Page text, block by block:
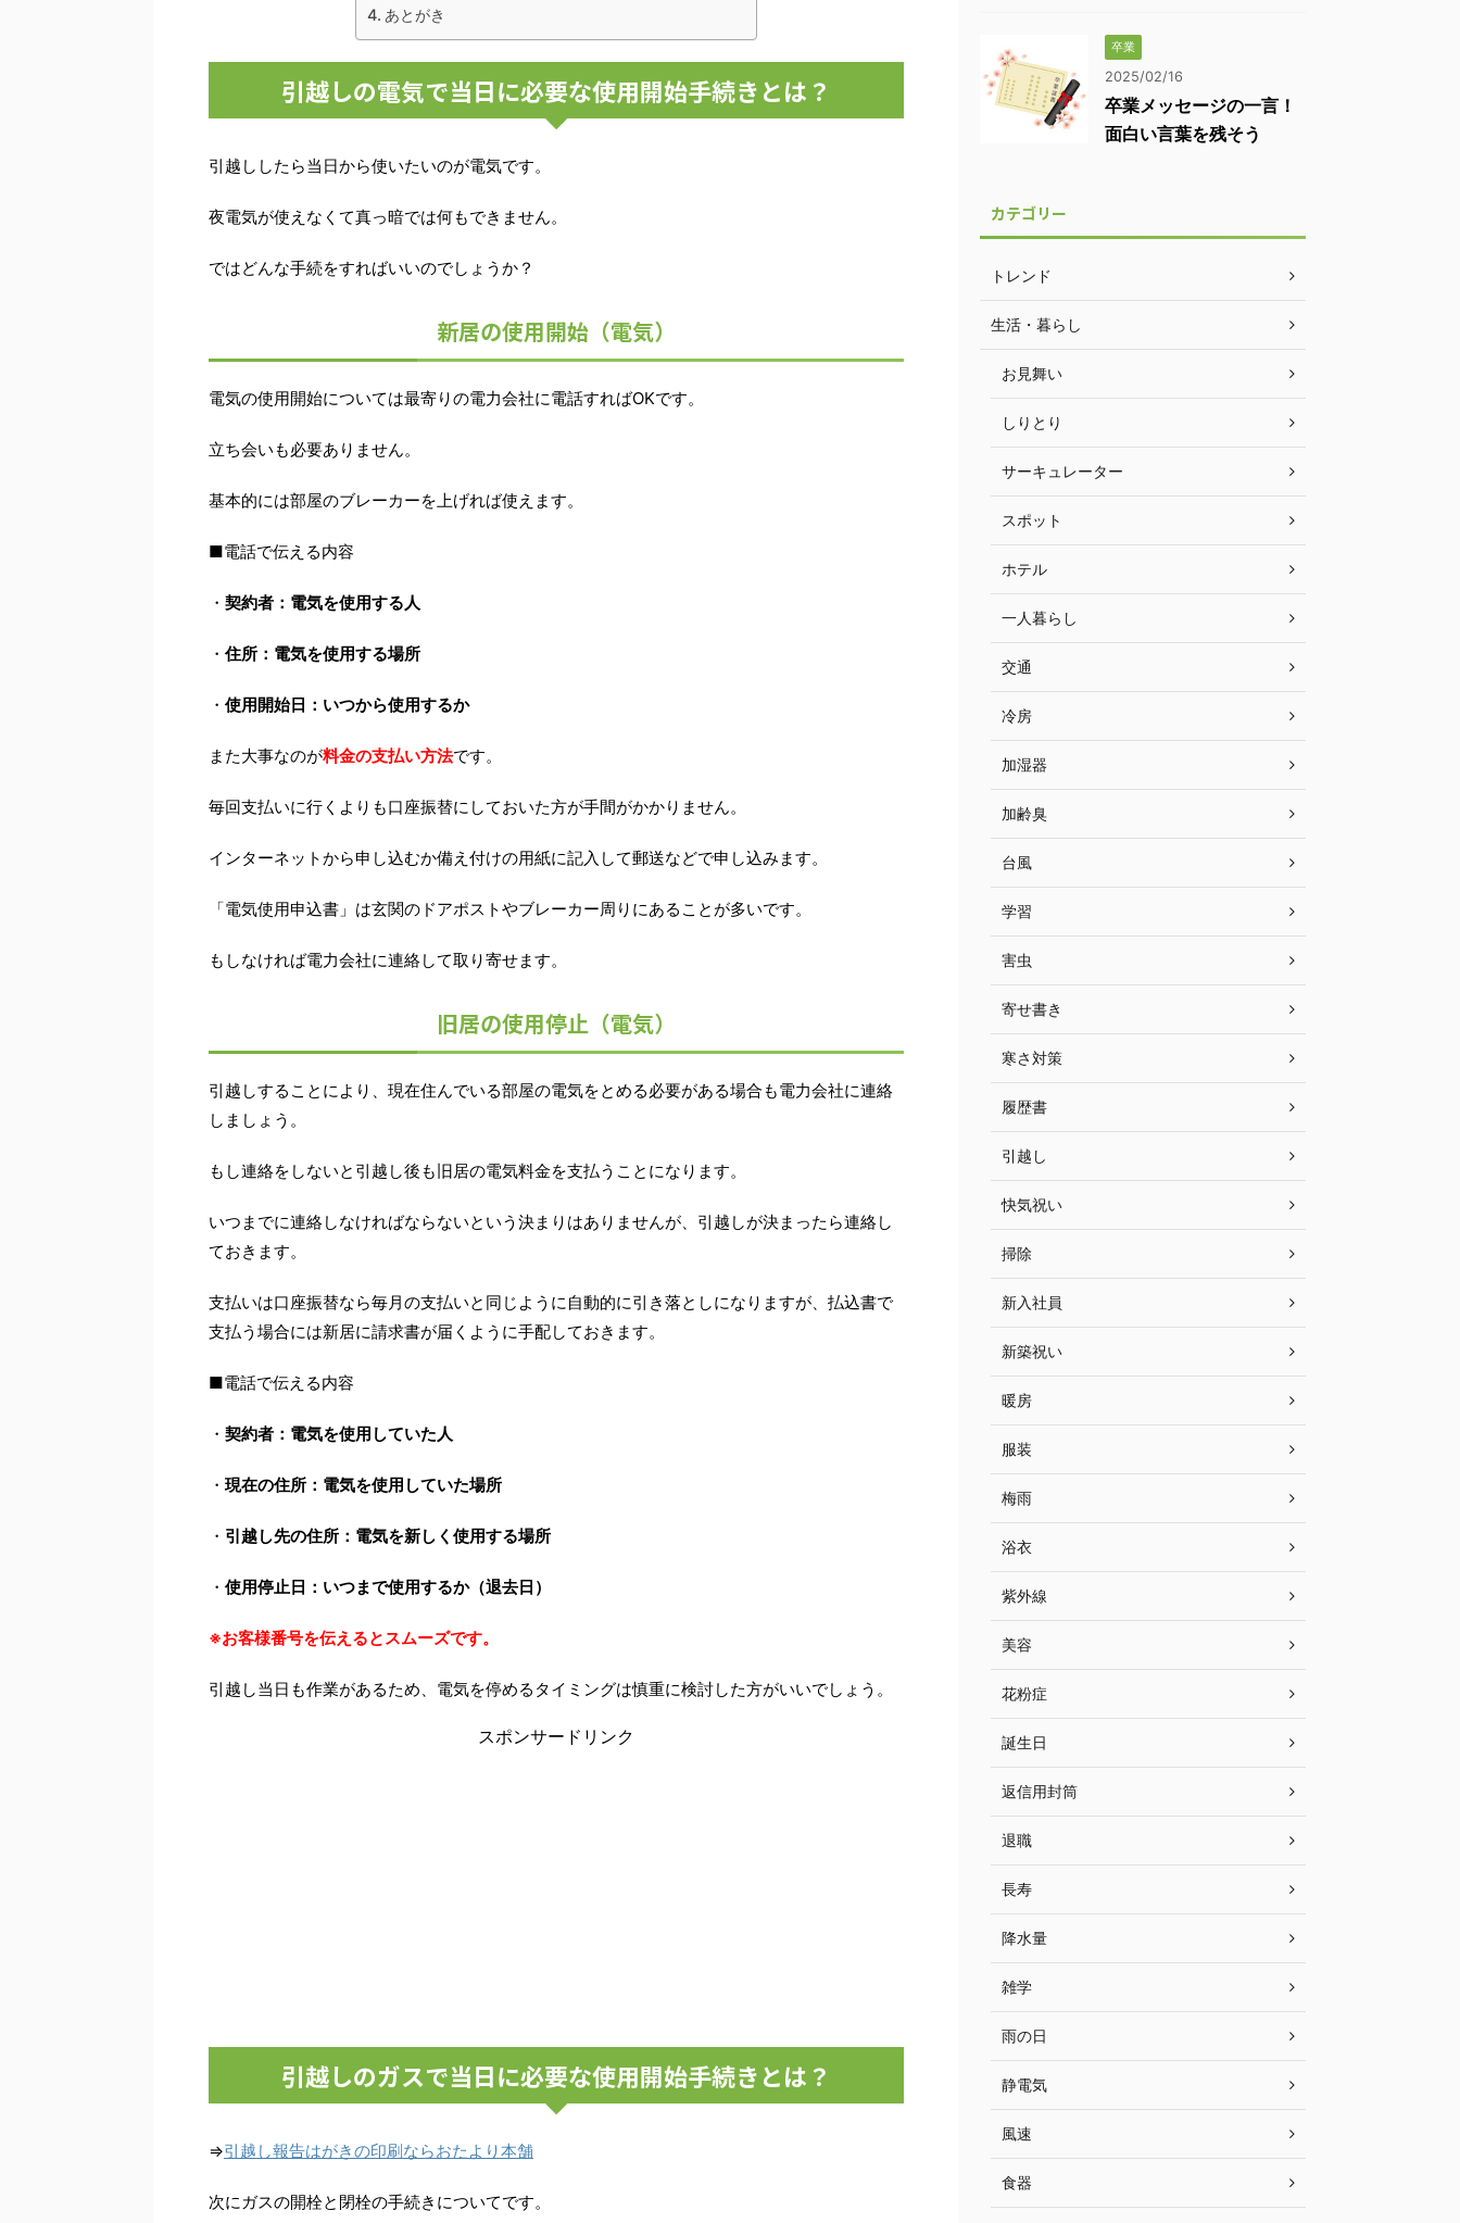
あとがき
引越しの電気で当日に必要な使用開始手続きとは？
引越ししたら当日から使いたいのが電気です。
夜電気が使えなくて真っ暗では何もできません。
ではどんな手続をすればいいのでしょうか？
新居の使用開始（電気）
電気の使用開始については最寄りの電力会社に電話すればOKです。
立ち会いも必要ありません。
基本的には部屋のブレーカーを上げれば使えます。
■電話で伝える内容
・ 契約者：電気を使用する人
・ 住所：電気を使用する場所
・ 使用開始日：いつから使用するか
また大事なのが料金の支払い方法です。
毎回支払いに行くよりも口座振替にしておいた方が手間がかかりません。
インターネットから申し込むか備え付けの用紙に記入して郵送などで申し込みます。
「電気使用申込書」は玄関のドアポストやブレーカー周りにあることが多いです。
もしなければ電力会社に連絡して取り寄せます。
旧居の使用停止（電気）
引越しすることにより、現在住んでいる部屋の電気をとめる必要がある場合も電力会社に連絡
しましょう。
もし連絡をしないと引越し後も旧居の電気料金を支払うことになります。
いつまでに連絡しなければならないという決まりはありませんが、引越しが決まったら連絡し
ておきます。
支払いは口座振替なら毎月の支払いと同じように自動的に引き落としになりますが、払込書で
支払う場合には新居に請求書が届くように手配しておきます。
■電話で伝える内容
・ 契約者：電気を使用していた人
・ 現在の住所：電気を使用していた場所
・ 引越し先の住所：電気を新しく使用する場所
・ 使用停止日：いつまで使用するか（退去日）
※お客様番号を伝えるとスムーズです。
引越し当日も作業があるため、電気を停めるタイミングは慎重に検討した方がいいでしょう。
スポンサードリンク
引越しのガスで当日に必要な使用開始手続きとは？
⇒引越し報告はがきの印刷ならおたより本舗
次にガスの開栓と閉栓の手続きについてです。
卒業
2025/02/16
卒業メッセージの一言！
面白い言葉を残そう
カテゴリー
トレンド
生活・暮らし
お見舞い
しりとり
サーキュレーター
スポット
ホテル
一人暮らし
交通
冷房
加湿器
加齢臭
台風
学習
害虫
寄せ書き
寒さ対策
履歴書
引越し
快気祝い
掃除
新入社員
新築祝い
暖房
服装
梅雨
浴衣
紫外線
美容
花粉症
誕生日
返信用封筒
退職
長寿
降水量
雑学
雨の日
静電気
風速
食器